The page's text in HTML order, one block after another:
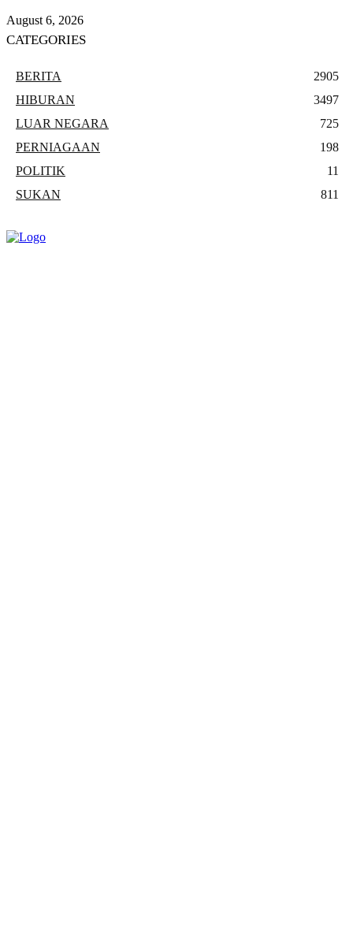
August 6, 2026
CATEGORIES
BERITA
2905
HIBURAN
3497
LUAR NEGARA
725
PERNIAGAAN
198
POLITIK
11
SUKAN
811